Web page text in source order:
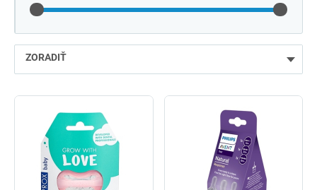
ZORADIŤ
najpredávanejšie